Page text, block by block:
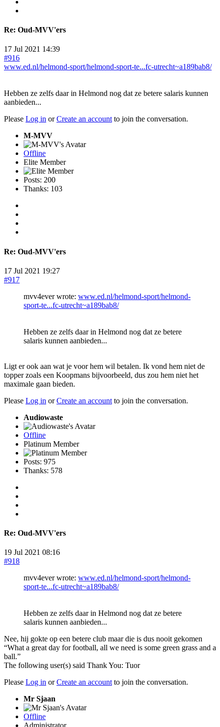
Re: Oud-MVV'ers
17 Jul 2021 14:39
#916
www.ed.nl/helmond-sport/helmond-sport-te...fc-utrecht~a189bab8/
Hebben ze zelfs daar in Helmond nog dat ze betere salaris kunnen
aanbieden...
Please Log in orCreate an account to join the conversation.
M-MVV
Offline
Elite Member
Posts: 200
Thanks: 103
Re: Oud-MVV'ers
17 Jul 2021 19:27
#917
mvv4ever wrote: www.ed.nl/helmond-sport/helmond-
sport-te...fc-utrecht~a189bab8/
Hebben ze zelfs daar in Helmond nog dat ze betere
salaris kunnen aanbieden...
Ligt er ook aan wat je voor hem wil betalen. Ik vond hem niet de
topper zoals een Koopmans bijvoorbeeld, dus zou hem niet het
maximale gaan bieden.
Please Log in orCreate an account to join the conversation.
Audiowaste
Offline
Platinum Member
Posts: 975
Thanks: 578
Re: Oud-MVV'ers
19 Jul 2021 08:16
#918
mvv4ever wrote: www.ed.nl/helmond-sport/helmond-
sport-te...fc-utrecht~a189bab8/
Hebben ze zelfs daar in Helmond nog dat ze betere
salaris kunnen aanbieden...
Nee, hij gokte op een betere club maar die is dus nooit gekomen
“What a great day for football, all we need is some green grass and a
ball.”
The following user(s) said Thank You: Tuor
Please Log in orCreate an accountto join the conversation.
Mr Sjaan
Offline